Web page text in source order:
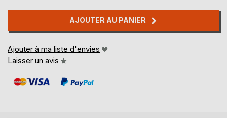
AJOUTER AU PANIER
Ajouter à ma liste d'envies
Laisser un avis